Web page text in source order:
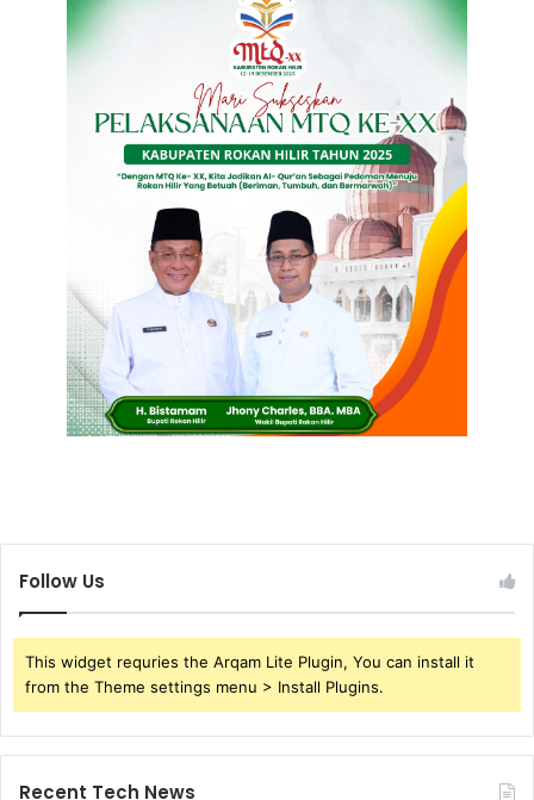
Follow Us
This widget requries the Arqam Lite Plugin, You can install it
from the Theme settings menu > Install Plugins.
Recent Tech News